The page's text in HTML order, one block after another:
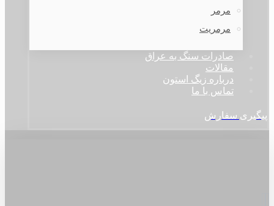
مرمر
مرمریت
صادرات سنگ به عراق
مقالات
درباره زیگ استون
تماس با ما
پیگیری سفارش